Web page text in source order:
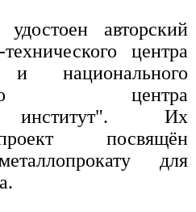
авторский
центра
центра
институт". Их
посвящён
для